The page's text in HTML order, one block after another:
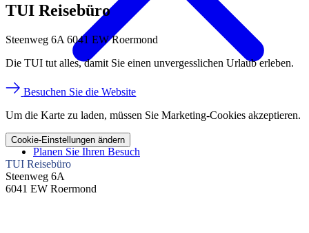
Planen Sie Ihren Besuch
TUI Reisebüro
Steenweg 6A 6041 EW Roermond
Die TUI tut alles, damit Sie einen unvergesslichen Urlaub erleben.
Besuchen Sie die Website
Um die Karte zu laden, müssen Sie Marketing-Cookies akzeptieren.
Cookie-Einstellungen ändern
TUI Reisebüro
Steenweg 6A
6041 EW Roermond